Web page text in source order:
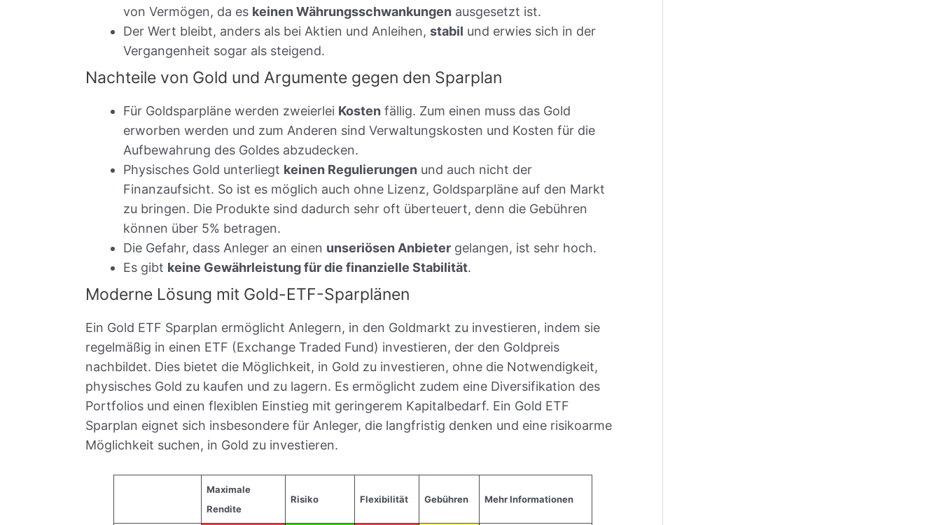
von Vermögen, da es keinen Währungsschwankungen ausgesetzt ist.
Der Wert bleibt, anders als bei Aktien und Anleihen, stabil und erwies sich in der
Vergangenheit sogar als steigend.
Nachteile von Gold und Argumente gegen den Sparplan
Für Goldsparpläne werden zweierlei Kosten fällig. Zum einen muss das Gold
erworben werden und zum Anderen sind Verwaltungskosten und Kosten für die
Aufbewahrung des Goldes abzudecken.
Physisches Gold unterliegt keinen Regulierungen und auch nicht der
Finanzaufsicht. So ist es möglich auch ohne Lizenz, Goldsparpläne auf den Markt
zu bringen. Die Produkte sind dadurch sehr oft überteuert, denn die Gebühren
können über 5% betragen.
Die Gefahr, dass Anleger an einen unseriösen Anbieter gelangen, ist sehr hoch.
Es gibt keine Gewährleistung für die finanzielle Stabilität.
Moderne Lösung mit Gold-ETF-Sparplänen
Ein Gold ETF Sparplan ermöglicht Anlegern, in den Goldmarkt zu investieren, indem sie
regelmäßig in einen ETF (Exchange Traded Fund) investieren, der den Goldpreis
nachbildet. Dies bietet die Möglichkeit, in Gold zu investieren, ohne die Notwendigkeit,
physisches Gold zu kaufen und zu lagern. Es ermöglicht zudem eine Diversifikation des
Portfolios und einen flexiblen Einstieg mit geringerem Kapitalbedarf. Ein Gold ETF
Sparplan eignet sich insbesondere für Anleger, die langfristig denken und eine risikoarme
Möglichkeit suchen, in Gold zu investieren.
Maximale
Rendite
Risiko Flexibilität Gebühren Mehr Informationen